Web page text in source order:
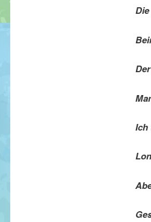
Ich